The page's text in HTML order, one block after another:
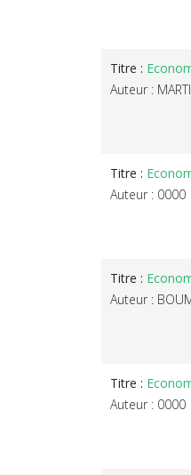
Titre :
Auteur :
Titre :
Auteur : 0000
Titre :
Auteur :
Titre :
Auteur : 0000